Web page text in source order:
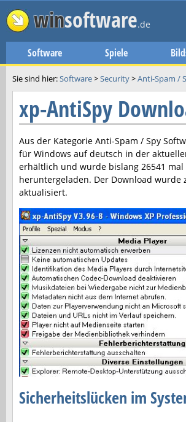
winsoftware.de
Software Spiele
Sie sind hier:Software>Security>Anti-Spam /
xp-AntiSpy
Aus der Kategorie Anti-Spam / Spy
für Windows auf deutsch in der
erhältlich und wurde bislang 26541 mal
heruntergeladen. Der Download wurde
aktualisiert.
Sicherheitslücken im